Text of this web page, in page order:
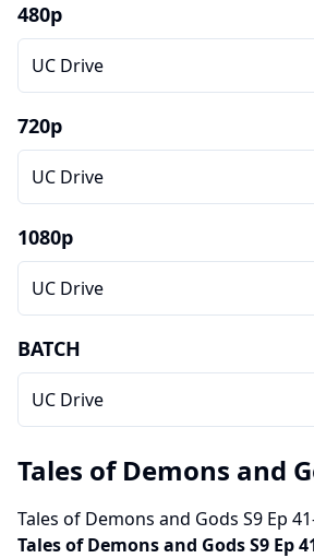
480p
UC Drive
720p
UC Drive
1080p
UC Drive
BATCH
UC Drive
Tales of Demons and
Tales of Demons and Gods S9 Ep
Tales of Demons and Gods S9 Ep